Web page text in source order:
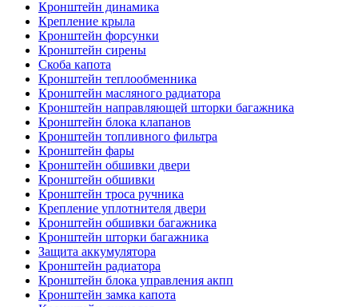
Кронштейн динамика
Крепление крыла
Кронштейн форсунки
Кронштейн сирены
Скоба капота
Кронштейн теплообменника
Кронштейн масляного радиатора
Кронштейн направляющей шторки багажника
Кронштейн блока клапанов
Кронштейн топливного фильтра
Кронштейн фары
Кронштейн обшивки двери
Кронштейн обшивки
Кронштейн троса ручника
Крепление уплотнителя двери
Кронштейн обшивки багажника
Кронштейн шторки багажника
Защита аккумулятора
Кронштейн радиатора
Кронштейн блока управления акпп
Кронштейн замка капота